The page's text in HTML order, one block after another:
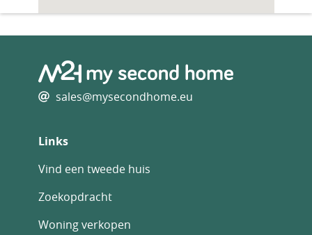
sales@mysecondhome.eu
Links
Vind een tweede huis
Zoekopdracht
Woning verkopen